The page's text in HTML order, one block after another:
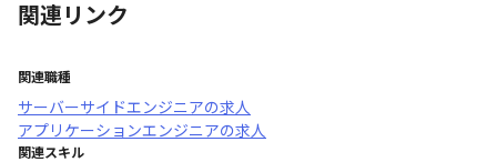
関連リンク
関連職種
サーバーサイドエンジニアの求人
アプリケーションエンジニアの求人
関連スキル